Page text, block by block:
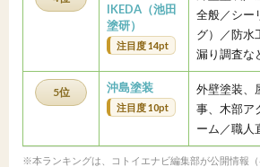
IKEDA（池田
塗研）
注目度 14pt
全般／シー
グ）／防水
漏り調査な
5位 沖島塗装
注目度 10pt
外壁塗装、
事、木部ア
ーム／職人
※本ランキングは、コトイエナビ編集部が公開情報